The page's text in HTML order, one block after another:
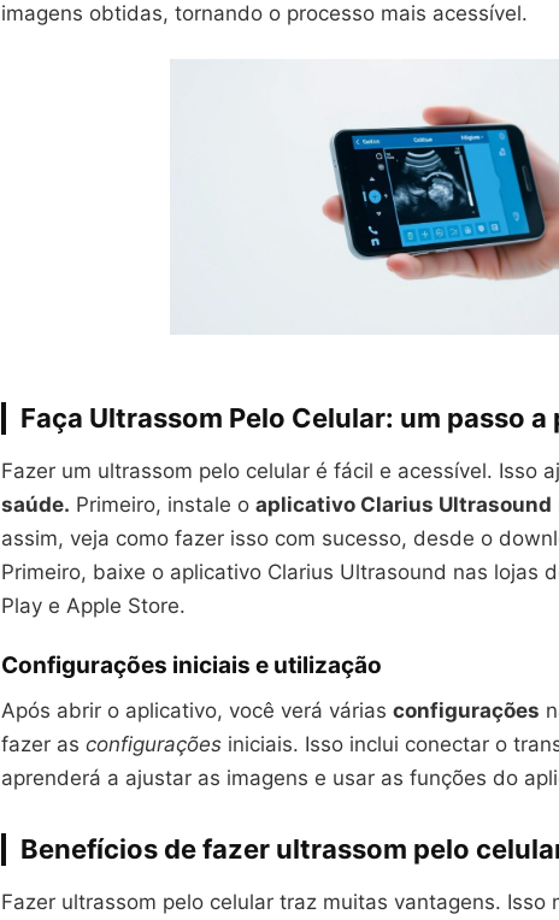
imagens obtidas, tornando o processo mais acessível.
Faça Ultrassom Pelo Celular: um passo a
Fazer um ultrassom pelo celular é fácil e acessível. Isso
saúde. Primeiro, instale o aplicativo Clarius Ultrasound
assim, veja como fazer isso com sucesso, desde o
Primeiro, baixe o aplicativo Clarius Ultrasound nas lojas
Play e Apple Store.
Configurações iniciais e utilização
Após abrir o aplicativo, você verá várias configurações
fazer as configurações iniciais. Isso inclui conectar o
aprenderá a ajustar as imagens e usar as funções do
Benefícios de fazer ultrassom pelo
Fazer ultrassom pelo celular traz muitas vantagens. Isso